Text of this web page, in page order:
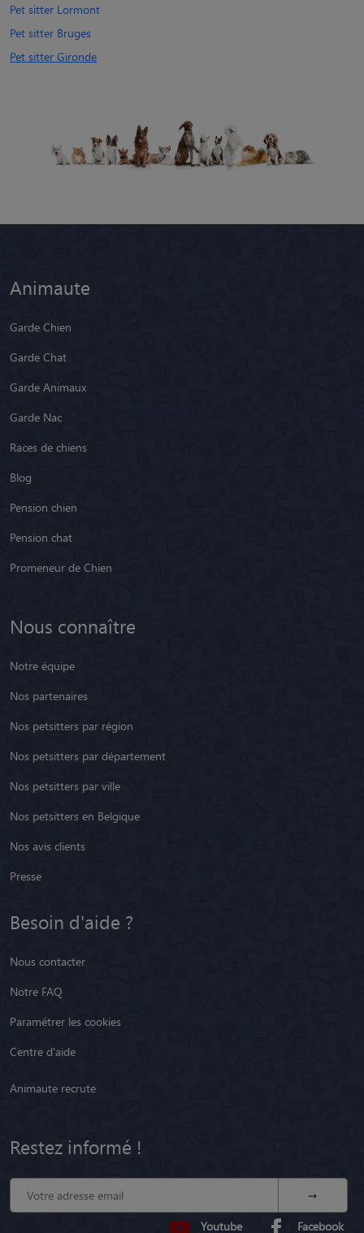
Pet sitter Lormont
Pet sitter Bruges
Pet sitter Gironde
Animaute
Garde Chien
Garde Chat
Garde Animaux
Garde Nac
Races de chiens
Blog
Pension chien
Pension chat
Promeneur de Chien
Nous connaître
Notre équipe
Nos partenaires
Nos petsitters par région
Nos petsitters par département
Nos petsitters par ville
Nos petsitters en Belgique
Nos avis clients
Presse
Besoin d'aide ?
Nous contacter
Notre FAQ
Paramétrer les cookies
Centre d'aide
Animaute recrute
Restez informé !
Youtube Facebook